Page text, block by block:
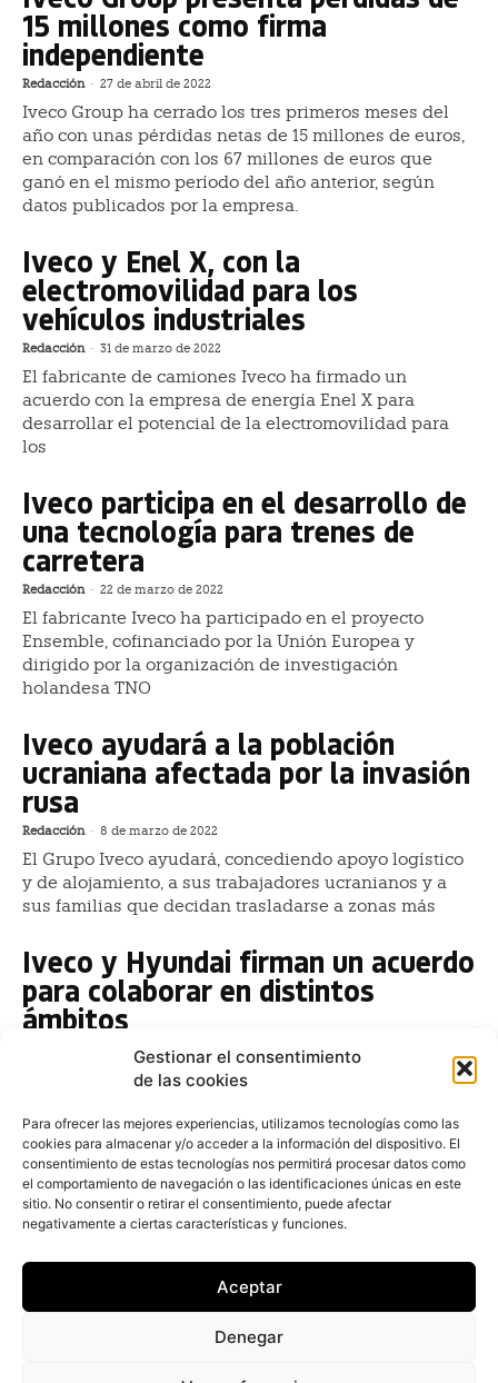
Gestionar el consentimiento
de las cookies
Para ofrecer las mejores experiencias, utilizamos tecnologías como las
cookies para almacenar y/o acceder a la información del dispositivo. El
consentimiento de estas tecnologías nos permitirá procesar datos como
el comportamiento de navegación o las identificaciones únicas en este
sitio. No consentir o retirar el consentimiento, puede afectar
negativamente a ciertas características y funciones.
Aceptar
Denegar
15 millones como firma
independiente
Redacción - 27 de abril de 2022
Iveco Group ha cerrado los tres primeros meses del
año con unas pérdidas netas de 15 millones de euros,
en comparación con los 67 millones de euros que
ganó en el mismo período del año anterior, según
datos publicados por la empresa.
Iveco y Enel X, con la
electromovilidad para los
vehículos industriales
Redacción - 31 de marzo de 2022
El fabricante de camiones Iveco ha firmado un
acuerdo con la empresa de energía Enel X para
desarrollar el potencial de la electromovilidad para
los
Iveco participa en el desarrollo de
una tecnología para trenes de
carretera
Redacción - 22 de marzo de 2022
El fabricante Iveco ha participado en el proyecto
Ensemble, cofinanciado por la Unión Europea y
dirigido por la organización de investigación
holandesa TNO
Iveco ayudará a la población
ucraniana afectada por la invasión
rusa
Redacción - 8 de marzo de 2022
El Grupo Iveco ayudará, concediendo apoyo logístico
y de alojamiento, a sus trabajadores ucranianos y a
sus familias que decidan trasladarse a zonas más
Iveco y Hyundai firman un acuerdo
para colaborar en distintos
ámbitos
8 de marzo de 2022
Grupo Iveco y Hyundai Motor Company han firmado
de marzo para explorar posibles colaboraciones en
tecnología
Iveco produce en Valladolid la
Daily número 700.000 en su 30
aniversario
25 de febrero de 2022
La planta de Iveco en Valladolid, donde se fabrica
tanto el chasis cabina del vehículo comercial ligero